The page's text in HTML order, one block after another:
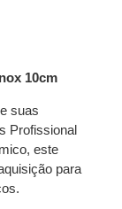
10cm
suas
Profissional
este
para